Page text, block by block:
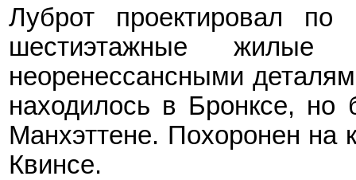
Луброт проектировал
шестиэтажные
неоренессансными
находилось в Бронксе,
Манхэттене. Похоронен
Квинсе.